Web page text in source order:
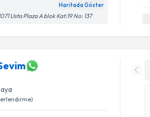
Haritada Göster
Usta Plaza A blok Kat:19 No: 137